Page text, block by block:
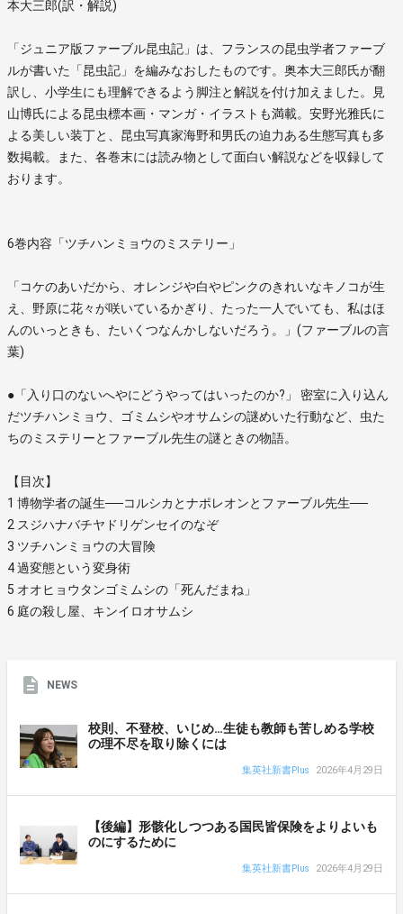
本大三郎(訳・解説)
「ジュニア版ファーブル昆虫記」は、フランスの昆虫学者ファーブ
ルが書いた「昆虫記」を編みなおしたものです。奥本大三郎氏が翻
訳し、小学生にも理解できるよう脚注と解説を付け加えました。見
山博氏による昆虫標本画・マンガ・イラストも満載。安野光雅氏に
よる美しい装丁と、昆虫写真家海野和男氏の迫力ある生態写真も多
数掲載。また、各巻末には読み物として面白い解説などを収録して
おります。
6巻内容「ツチハンミョウのミステリー」
「コケのあいだから、オレンジや白やピンクのきれいなキノコが生
え、野原に花々が咲いているかぎり、たった一人でいても、私はほ
んのいっときも、たいくつなんかしないだろう。」(ファーブルの言
葉)
●「入り口のないへやにどうやってはいったのか?」 密室に入り込ん
だツチハンミョウ、ゴミムシやオサムシの謎めいた行動など、虫た
ちのミステリーとファーブル先生の謎ときの物語。
【目次】
1 博物学者の誕生──コルシカとナポレオンとファーブル先生──
2 スジハナバチヤドリゲンセイのなぞ
3 ツチハンミョウの大冒険
4 過変態という変身術
5 オオヒョウタンゴミムシの「死んだまね」
6 庭の殺し屋、キンイロオサムシ
NEWS
校則、不登校、いじめ…生徒も教師も苦しめる学校
の理不尽を取り除くには
集英社新書Plus 2026年4月29日
【後編】形骸化しつつある国民皆保険をよりよいも
のにするために
集英社新書Plus 2026年4月29日